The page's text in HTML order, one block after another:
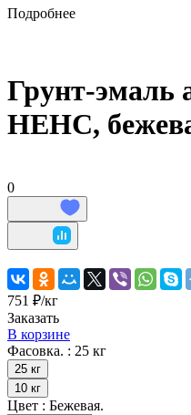
Подробнее
Грунт-эмаль
НЕНС,
0
751 ₽/кг
Заказать
В корзине
Фасовка. : 25 кг
25 кг
10 кг
Цвет : Бежевая.